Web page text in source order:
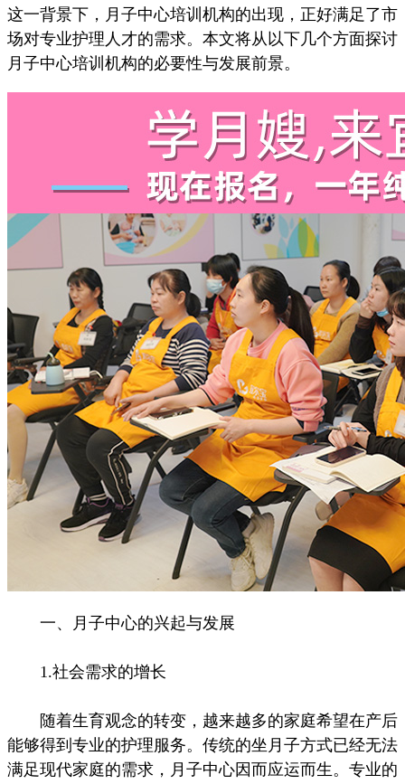
这一背景下，月子中心培训机构的出现，正好满足了市
场对专业护理人才的需求。本文将从以下几个方面探讨
月子中心培训机构的必要性与发展前景。
一、月子中心的兴起与发展
1.社会需求的增长
随着生育观念的转变，越来越多的家庭希望在产后
能够得到专业的护理服务。传统的坐月子方式已经无法
满足现代家庭的需求，月子中心因而应运而生。专业的